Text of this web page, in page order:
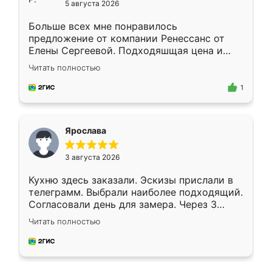
5 августа 2026
Больше всех мне понравилось
предложение от компании Ренессанс от
Елены Сергеевой. Подходяшщая цена и
короткие сроки изготовления. Приехавший
для замера сотрудник Владислав
предложил по моему эскизу самый
Читать полностью
1
Ярослава
3 августа 2026
Кухню здесь заказали. Эскизы прислали в
телеграмм. Выбрали наиболее подходящий.
Согласовали день для замера. Через 3
недели кухня была уже готова. Остались
довольны работой. Спасибо Ренессанс
мебель за качественную работу!
Читать полностью